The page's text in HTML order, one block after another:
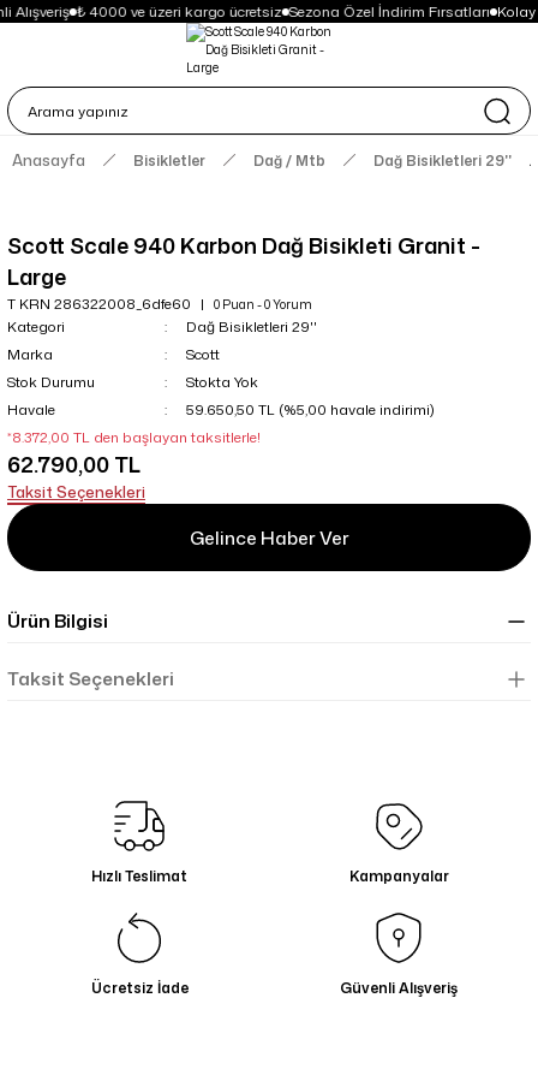
Alışveriş ₺ 4000 ve üzeri kargo ücretsiz Sezona Özel İndirim Fırsatları Kolay
Anasayfa Bisikletler Dağ / Mtb Dağ Bisikletleri 29''
Scott Scale 940 Karbon Dağ Bisikleti Granit -
Large
T KRN 286322008_6dfe60 0 Puan - 0 Yorum
Kategori
Dağ Bisikletleri 29''
Marka
Scott
Stok Durumu
Stokta Yok
Havale
59.650,50 TL (%5,00 havale indirimi)
*8.372,00 TL den başlayan taksitlerle!
62.790,00 TL
Taksit Seçenekleri
Gelince Haber Ver
Ürün Bilgisi
Taksit Seçenekleri
Hızlı Teslimat Kampanyalar
Ücretsiz İade Güvenli Alışveriş